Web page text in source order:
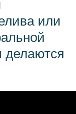
или